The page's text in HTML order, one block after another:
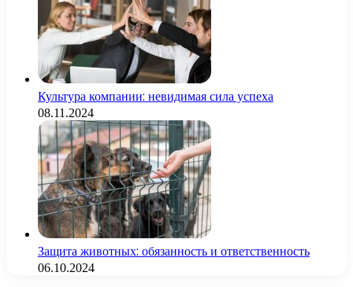
Культура компании: невидимая сила успеха
08.11.2024
Защита животных: обязанность и ответственность
06.10.2024